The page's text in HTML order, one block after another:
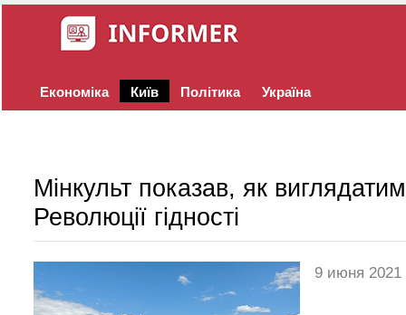
Економіка Київ Політика Україна
Мінкульт показав, як
Революції гідності
9 июня 2021